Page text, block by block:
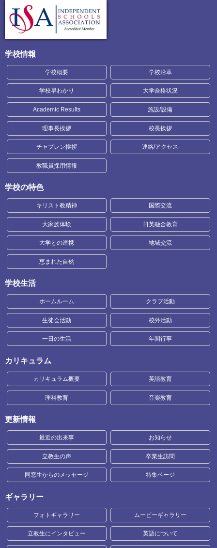
学校情報
学校概要 学校沿革
学校早わかり 大学合格状況
Academic Results 施設/設備
理事長挨拶 校長挨拶
チャプレン挨拶 連絡/アクセス
教職員採用情報
学校の特色
キリスト教精神 国際交流
大家族体験 日英融合教育
大学との連携 地域交流
恵まれた自然
学校生活
ホームルーム クラブ活動
生徒会活動 校外活動
一日の生活 年間行事
カリキュラム
カリキュラム概要 英語教育
理科教育 音楽教育
更新情報
最近の出来事 お知らせ
立教生の声 卒業生訪問
同窓生からのメッセージ 特集ページ
ギャラリー
フォトギャラリー ムービーギャラリー
立教生にインタビュー 英語について